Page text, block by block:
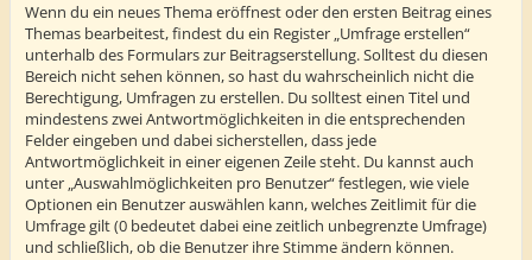
Wenn du ein neues Thema eröffnest oder den ersten Beitrag eines
Themas bearbeitest, findest du ein Register „Umfrage erstellen“
unterhalb des Formulars zur Beitragserstellung. Solltest du diesen
Bereich nicht sehen können, so hast du wahrscheinlich nicht die
Berechtigung, Umfragen zu erstellen. Du solltest einen Titel und
mindestens zwei Antwortmöglichkeiten in die entsprechenden
Felder eingeben und dabei sicherstellen, dass jede
Antwortmöglichkeit in einer eigenen Zeile steht. Du kannst auch
unter „Auswahlmöglichkeiten pro Benutzer“ festlegen, wie viele
Optionen ein Benutzer auswählen kann, welches Zeitlimit für die
Umfrage gilt (0 bedeutet dabei eine zeitlich unbegrenzte Umfrage)
und schließlich, ob die Benutzer ihre Stimme ändern können.